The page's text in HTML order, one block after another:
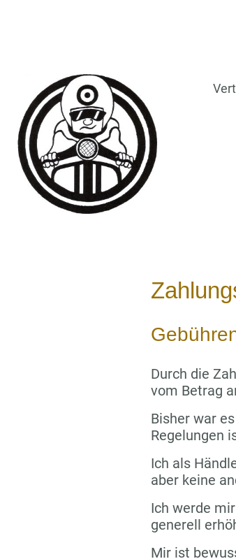
Durch die
vom Betrag
Bisher war
Regelungen
Ich als
aber keine
Ich werde
generell
Mir ist